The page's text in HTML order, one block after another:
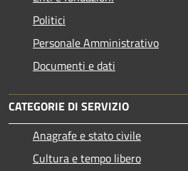
Politici
Personale Amministrativo
Documenti e dati
CATEGORIE DI SERVIZIO
Anagrafe e stato civile
Cultura e tempo libero